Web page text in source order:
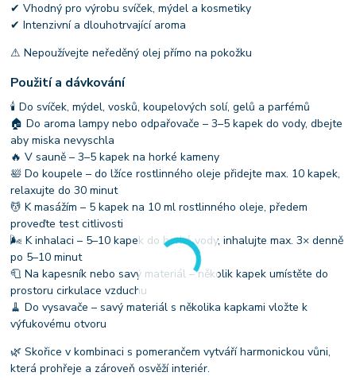
✔ Vhodný pro výrobu svíček, mýdel a kosmetiky
✔ Intenzivní a dlouhotrvající aroma
⚠ Nepoužívejte neředěný olej přímo na pokožku
Použití a dávkování
🕯 Do svíček, mýdel, vosků, koupelových solí, gelů a parfémů
🏠 Do aroma lampy nebo odpařovače – 3–5 kapek do vody, dbejte
aby miska nevyschla
🔥 V sauně – 3–5 kapek na horké kameny
🛀 Do koupele – do lžíce rostlinného oleje přidejte max. 10 kapek,
relaxujte do 30 minut
💆 K masážím – 5 kapek na 10 ml rostlinného oleje, předem
proveďte test citlivosti
🌬 K inhalaci – 5–10 kapek do horké vody, inhalujte max. 3× denně
po 5–10 minut
🧻 Na kapesník nebo savý materiál – několik kapek umístěte do
prostoru cirkulace vzduchu
🧹 Do vysavače – savý materiál s několika kapkami vložte k
výfukovému otvoru
🌿 Skořice v kombinaci s pomerančem vytváří harmonickou vůni,
která prohřeje a zároveň osvěží interiér.